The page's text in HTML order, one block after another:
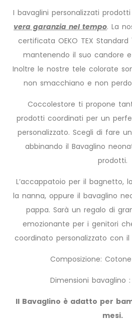
I bavaglini personalizzati
vera garanzia nel tempo. La
certificata OEKO TEX Standard
mantenendo il suo candore
Inoltre le nostre tele colorate
non smacchiano e non
Coccolestore ti propone
prodotti coordinati per un
personalizzato. Scegli di fare
abbinando il Bavaglino
prodotti.
L’accappatoio per il bagnetto,
la nanna, oppure il bavaglino
pappa. Sarà un regalo di
emozionante per i genitori
coordinato personalizzato con
Composizione:
Dimensioni bavaglino
Il Bavaglino è adatto per
mesi.